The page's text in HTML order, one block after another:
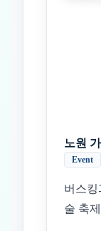
노원
Event
버스킹
술 축